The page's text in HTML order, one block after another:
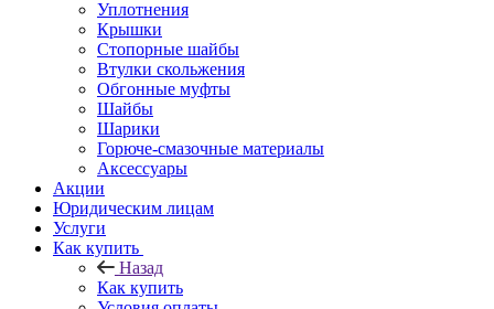
Уплотнения
Крышки
Стопорные шайбы
Втулки скольжения
Обгонные муфты
Шайбы
Шарики
Горюче-смазочные материалы
Аксессуары
Акции
Юридическим лицам
Услуги
Как купить
Назад
Как купить